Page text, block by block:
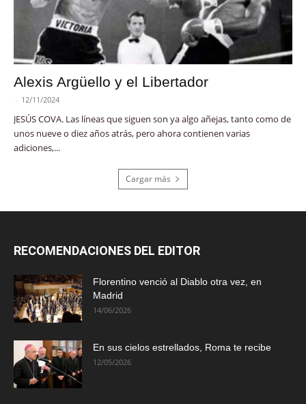
Alexis Argüello y el Libertador
- 12/11/2024
JESÚS COVA. Las líneas que siguen son ya algo añejas, tanto como de
unos nueve o diez años atrás, pero ahora contienen varias
adiciones,...
Cargar más
RECOMENDACIONES DEL EDITOR
Florentino venció al Diablo otra vez, en
Madrid
14/06/2026
En sus cielos estrellados, Roma te recibe
12/05/2026